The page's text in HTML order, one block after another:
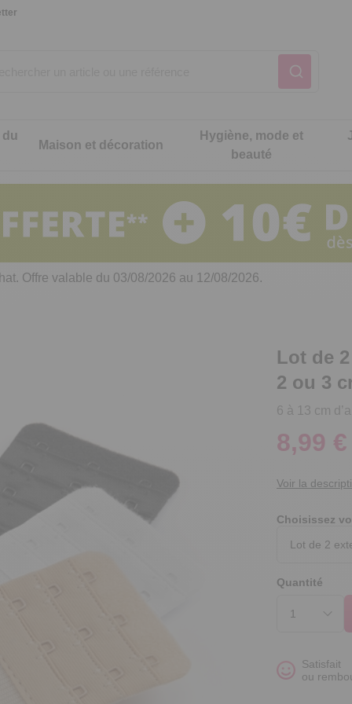
cuisine
de cuisine malins
Notre produit du
Notre produit du
Maison et décoration
Notre produit du
Hygiène, mode et
beauté
intimité
Notre produit du
Notre produit du
Notre produit du
Offre valable du 03/08/2026 au 12/08/2026.
Lot de
2 ou 3
6 à 13 cm
8,99 €
Voir la
Choisissez
Quantité
Satisfait
ou